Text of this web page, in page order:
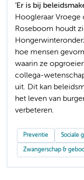
‘Er is bij
Hoogleraar Vroege
Roseboom houdt
hoe mensen
waarin ze
collega-
uit. Dit kan
het leven van
verbeteren.
Preventie Sociale
Zwangerschap &